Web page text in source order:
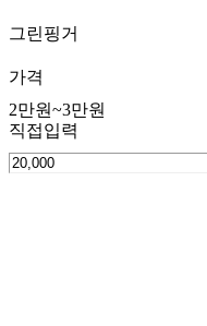
그린핑거
가격
2만원~3만원
직접입력